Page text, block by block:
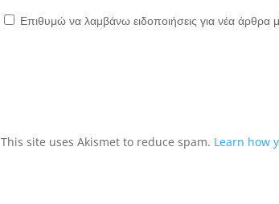
Επιθυμώ να λαμβάνω ειδοποιήσεις για νέα
This site uses Akismet to reduce spam. Learn how